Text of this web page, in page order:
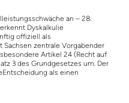
an – 28.
Dyskalkulie
offiziell als
Sachsen zentrale Vorgabender
Artikel 24 (Recht auf
3 des Grundgesetzes um. Der
als einen